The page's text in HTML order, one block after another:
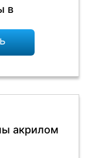
в
акрилом